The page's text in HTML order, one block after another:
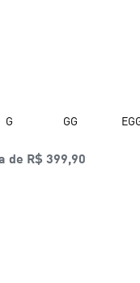
G GG
de R$ 399,90